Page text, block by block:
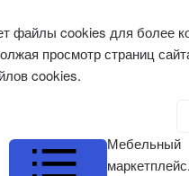
файлы cookies для более
просмотр страниц
cookies.
Мебельный
маркетплейс.